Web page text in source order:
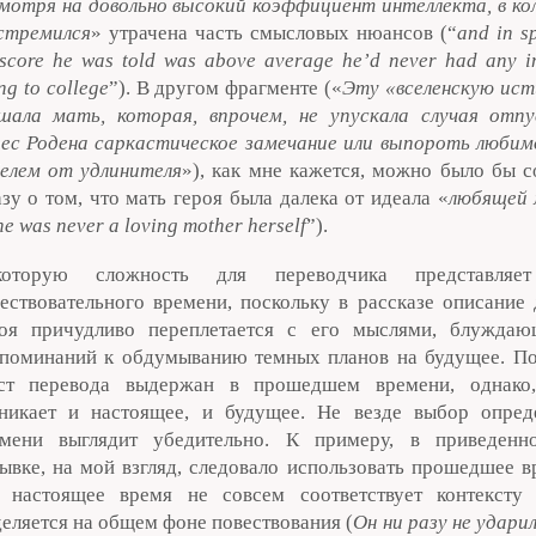
на довольно высокий коэффициент интеллекта, в
» утрачена часть смысловых нюансов (“and in
he was told was above average he’d never had any
to college”). В другом фрагменте («Эту «вселенскую
мать, которая, впрочем, не упускала случая
Родена саркастическое замечание или выпороть
от удлинителя»), как мне кажется, можно было бы
о том, что мать героя была далека от идеала «любящей
was never a loving mother herself”).
сложность для переводчика
времени, поскольку в рассказе описание
причудливо переплетается с его мыслями,
к обдумыванию темных планов на будущее.
перевода выдержан в прошедшем времени,
и настоящее, и будущее. Не везде выбор
выглядит убедительно. К примеру, в
на мой взгляд, следовало использовать прошедшее
настоящее время не совсем соответствует контексту
на общем фоне повествования (Он ни разу не